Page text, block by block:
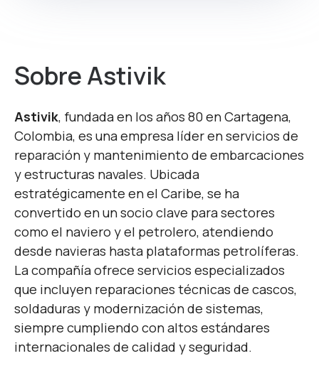
Sobre Astivik
Astivik, fundada en los años 80 en Cartagena,
Colombia, es una empresa líder en servicios de
reparación y mantenimiento de embarcaciones
y estructuras navales. Ubicada
estratégicamente en el Caribe, se ha
convertido en un socio clave para sectores
como el naviero y el petrolero, atendiendo
desde navieras hasta plataformas petrolíferas.
La compañía ofrece servicios especializados
que incluyen reparaciones técnicas de cascos,
soldaduras y modernización de sistemas,
siempre cumpliendo con altos estándares
internacionales de calidad y seguridad.